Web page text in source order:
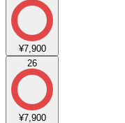
¥7,900
26
¥7,900